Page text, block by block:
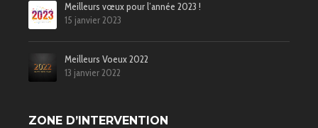
Meilleurs vœux pour l’année 2023 !
15 janvier 2023
Meilleurs Voeux 2022
13 janvier 2022
ZONE D’INTERVENTION